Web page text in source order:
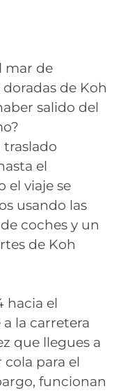
mar de
de Koh
salido del
el
el viaje se
usando las
coches y un
de Koh
hacia el
la carretera
que llegues a
cola para el
funcionan